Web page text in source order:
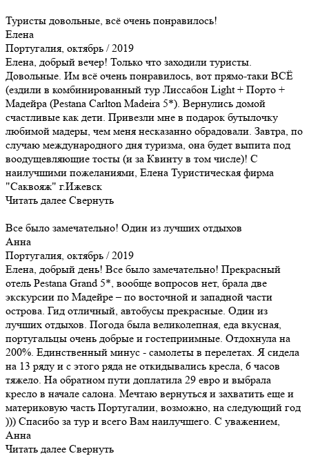
Туристы довольные, всё очень понравилось!
Елена
Португалия, октябрь / 2019
Елена, добрый вечер! Только что заходили туристы.
Довольные. Им всё очень понравилось, вот прямо-таки ВСЁ
(ездили в комбинированный тур Лиссабон Light + Порто +
Мадейра (Pestana Carlton Madeira 5*). Вернулись домой
счастливые как дети. Привезли мне в подарок бутылочку
любимой мадеры, чем меня несказанно обрадовали. Завтра, по
случаю международного дня туризма, она будет выпита под
воодущевляющие тосты (и за Квинту в том числе)! С
наилучшими пожеланиями, Елена Туристическая фирма
"Саквояж" г.Ижевск
Читать далее Свернуть
Все было замечательно! Один из лучших отдыхов
Анна
Португалия, октябрь / 2019
Елена, добрый день! Все было замечательно! Прекрасный
отель Pestana Grand 5*, вообще вопросов нет, брала две
экскурсии по Мадейре – по восточной и западной части
острова. Гид отличный, автобусы прекрасные. Один из
лучших отдыхов. Погода была великолепная, еда вкусная,
португальцы очень добрые и гостеприимные. Отдохнула на
200%. Единственный минус - самолеты в перелетах. Я сидела
на 13 ряду и с этого ряда не откидывались кресла, 6 часов
тяжело. На обратном пути доплатила 29 евро и выбрала
кресло в начале салона. Мечтаю вернуться и захватить еще и
материковую часть Португалии, возможно, на следующий год
))) Спасибо за тур и всего Вам наилучшего. С уважением,
Анна
Читать далее Свернуть